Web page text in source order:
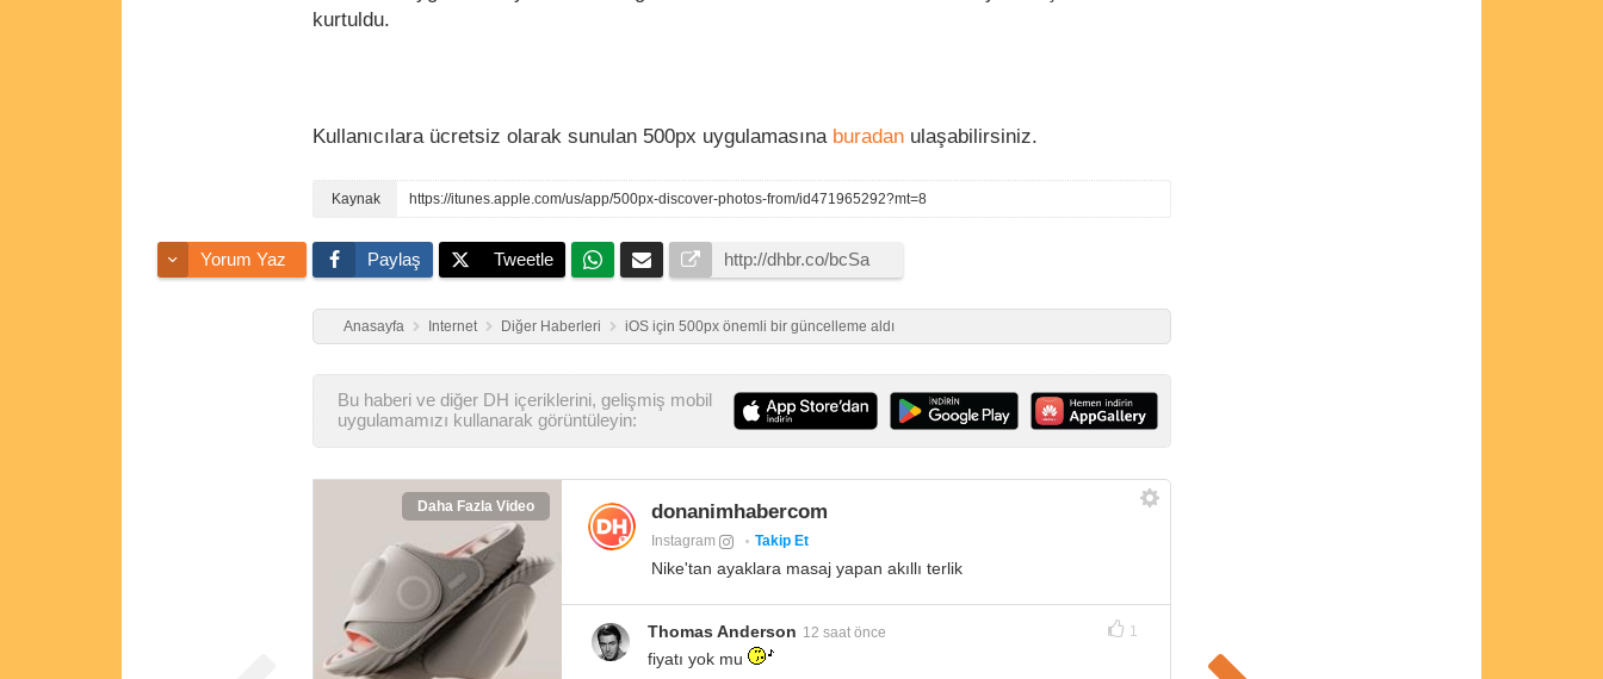
kurtuldu.
Kullanıcılara ücretsiz olarak sunulan 500px uygulamasına buradan ulaşabilirsiniz.
https://itunes.apple.com/us/app/500px-discover-photos-from/id471965292?mt=8
Yorum Yaz Paylaş Tweetle
Anasayfa Internet Diğer Haberleri iOS için 500px önemli bir güncelleme aldı
Bu haberi ve diğer DH içeriklerini, gelişmiş mobil
uygulamamızı kullanarak görüntüleyin:
Daha Fazla Video donanimhabercom
Instagram Takip Et
Nike'tan ayaklara masaj yapan akıllı terlik
Thomas Anderson 12 saat önce 1
fiyatı yok mu